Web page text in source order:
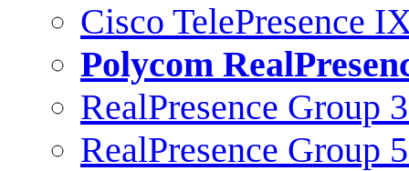
Cisco TelePresence
Polycom
RealPresence Group
RealPresence Group